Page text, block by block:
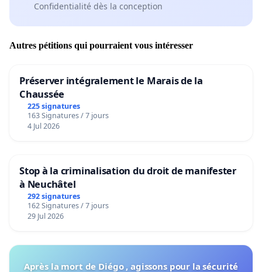
Confidentialité dès la conception
Autres pétitions qui pourraient vous intéresser
Préserver intégralement le Marais de la
Chaussée
225 signatures
163 Signatures / 7 jours
4 Jul 2026
Stop à la criminalisation du droit de manifester
à Neuchâtel
292 signatures
162 Signatures / 7 jours
29 Jul 2026
Après la mort de Diégo , agissons pour la sécurité